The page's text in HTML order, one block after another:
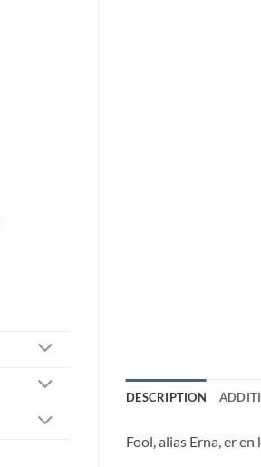
DESCRIPTION
Fool, alias Erna, er